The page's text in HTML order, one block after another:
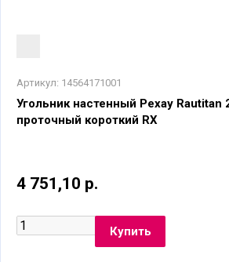
Артикул: 14564171001
Угольник настенный Рехау Rautitan
проточный короткий RX
4 751,10 р.